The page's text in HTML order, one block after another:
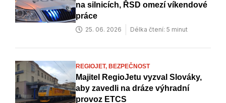
na silnicích, ŘSD omezí víkendové
práce
25. 06. 2026 Délka čtení: 5 minut
REGIOJET, BEZPEČNOST
Majitel RegioJetu vyzval Slováky,
aby zavedli na dráze výhradní
provoz ETCS